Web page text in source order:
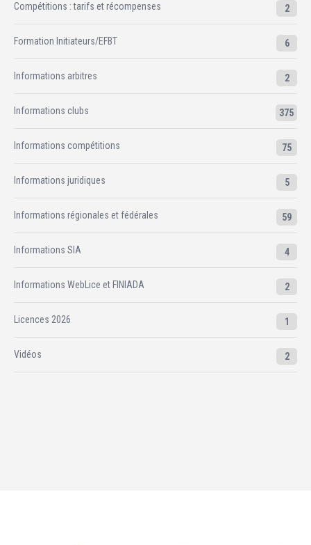
Compétitions : tarifs et récompenses 2
Formation Initiateurs/EFBT 6
Informations arbitres 2
Informations clubs 375
Informations compétitions 75
Informations juridiques 5
Informations régionales et fédérales 59
Informations SIA 4
Informations WebLice et FINIADA 2
Licences 2026 1
Vidéos 2